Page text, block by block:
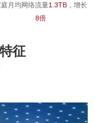
月均网络流量1.3TB ，增长
8倍
征